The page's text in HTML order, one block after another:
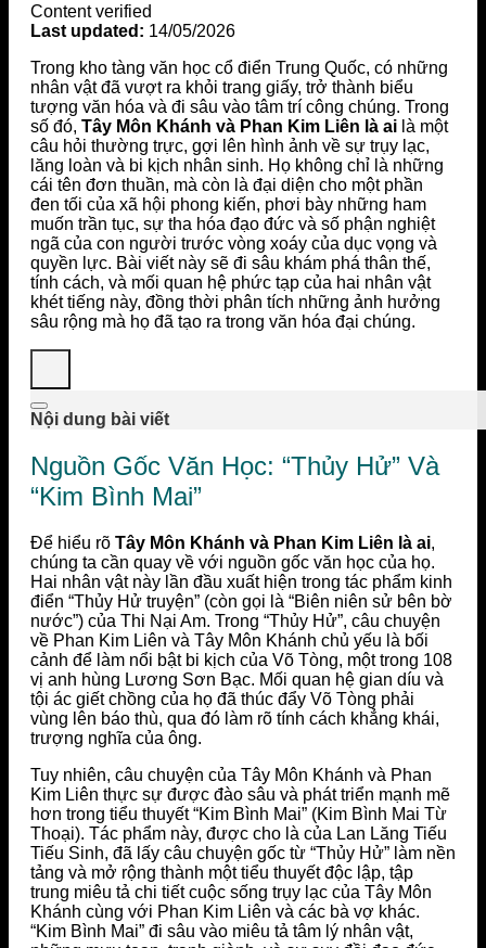
Content verified
Last updated: 14/05/2026
Trong kho tàng văn học cổ điển Trung Quốc, có những
nhân vật đã vượt ra khỏi trang giấy, trở thành biểu
tượng văn hóa và đi sâu vào tâm trí công chúng. Trong
số đó, Tây Môn Khánh và Phan Kim Liên là ai là một
câu hỏi thường trực, gợi lên hình ảnh về sự trụy lạc,
lăng loàn và bi kịch nhân sinh. Họ không chỉ là những
cái tên đơn thuần, mà còn là đại diện cho một phần
đen tối của xã hội phong kiến, phơi bày những ham
muốn trần tục, sự tha hóa đạo đức và số phận nghiệt
ngã của con người trước vòng xoáy của dục vọng và
quyền lực. Bài viết này sẽ đi sâu khám phá thân thế,
tính cách, và mối quan hệ phức tạp của hai nhân vật
khét tiếng này, đồng thời phân tích những ảnh hưởng
sâu rộng mà họ đã tạo ra trong văn hóa đại chúng.
Nội dung bài viết
Nguồn Gốc Văn Học: “Thủy Hử” Và
“Kim Bình Mai”
Để hiểu rõ Tây Môn Khánh và Phan Kim Liên là ai,
chúng ta cần quay về với nguồn gốc văn học của họ.
Hai nhân vật này lần đầu xuất hiện trong tác phẩm kinh
điển “Thủy Hử truyện” (còn gọi là “Biên niên sử bên bờ
nước”) của Thi Nại Am. Trong “Thủy Hử”, câu chuyện
về Phan Kim Liên và Tây Môn Khánh chủ yếu là bối
cảnh để làm nổi bật bi kịch của Võ Tòng, một trong 108
vị anh hùng Lương Sơn Bạc. Mối quan hệ gian díu và
tội ác giết chồng của họ đã thúc đẩy Võ Tòng phải
vùng lên báo thù, qua đó làm rõ tính cách khẳng khái,
trượng nghĩa của ông.
Tuy nhiên, câu chuyện của Tây Môn Khánh và Phan
Kim Liên thực sự được đào sâu và phát triển mạnh mẽ
hơn trong tiểu thuyết “Kim Bình Mai” (Kim Bình Mai Từ
Thoại). Tác phẩm này, được cho là của Lan Lăng Tiếu
Tiếu Sinh, đã lấy câu chuyện gốc từ “Thủy Hử” làm nền
tảng và mở rộng thành một tiểu thuyết độc lập, tập
trung miêu tả chi tiết cuộc sống trụy lạc của Tây Môn
Khánh cùng với Phan Kim Liên và các bà vợ khác.
“Kim Bình Mai” đi sâu vào miêu tả tâm lý nhân vật,